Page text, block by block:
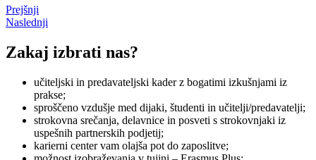
Prejšnji
Naslednji
Zakaj izbrati nas?
učiteljski in predavateljski kader z bogatimi izkušnjami iz
prakse;
sproščeno vzdušje med dijaki, študenti in učitelji/predavatelji;
strokovna srečanja, delavnice in posveti s strokovnjaki iz
uspešnih partnerskih podjetij;
karierni center vam olajša pot do zaposlitve;